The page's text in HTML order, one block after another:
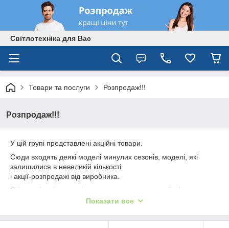
Світлотехніка для Вас
Товари та послуги Розпродаж!!!
Розпродаж!!!
У цій групі представлені акційні товари.
Сюди входять деякі моделі минулих сезонів, моделі, які
залишилися в невеликій кількості
і акції-розпродажі від виробника.
Якість всіх світильників висока, тут немає товарів зі зниженою
ціною з причини браку.
Світильники відомих фірм Feron і Yusing.
Показати все